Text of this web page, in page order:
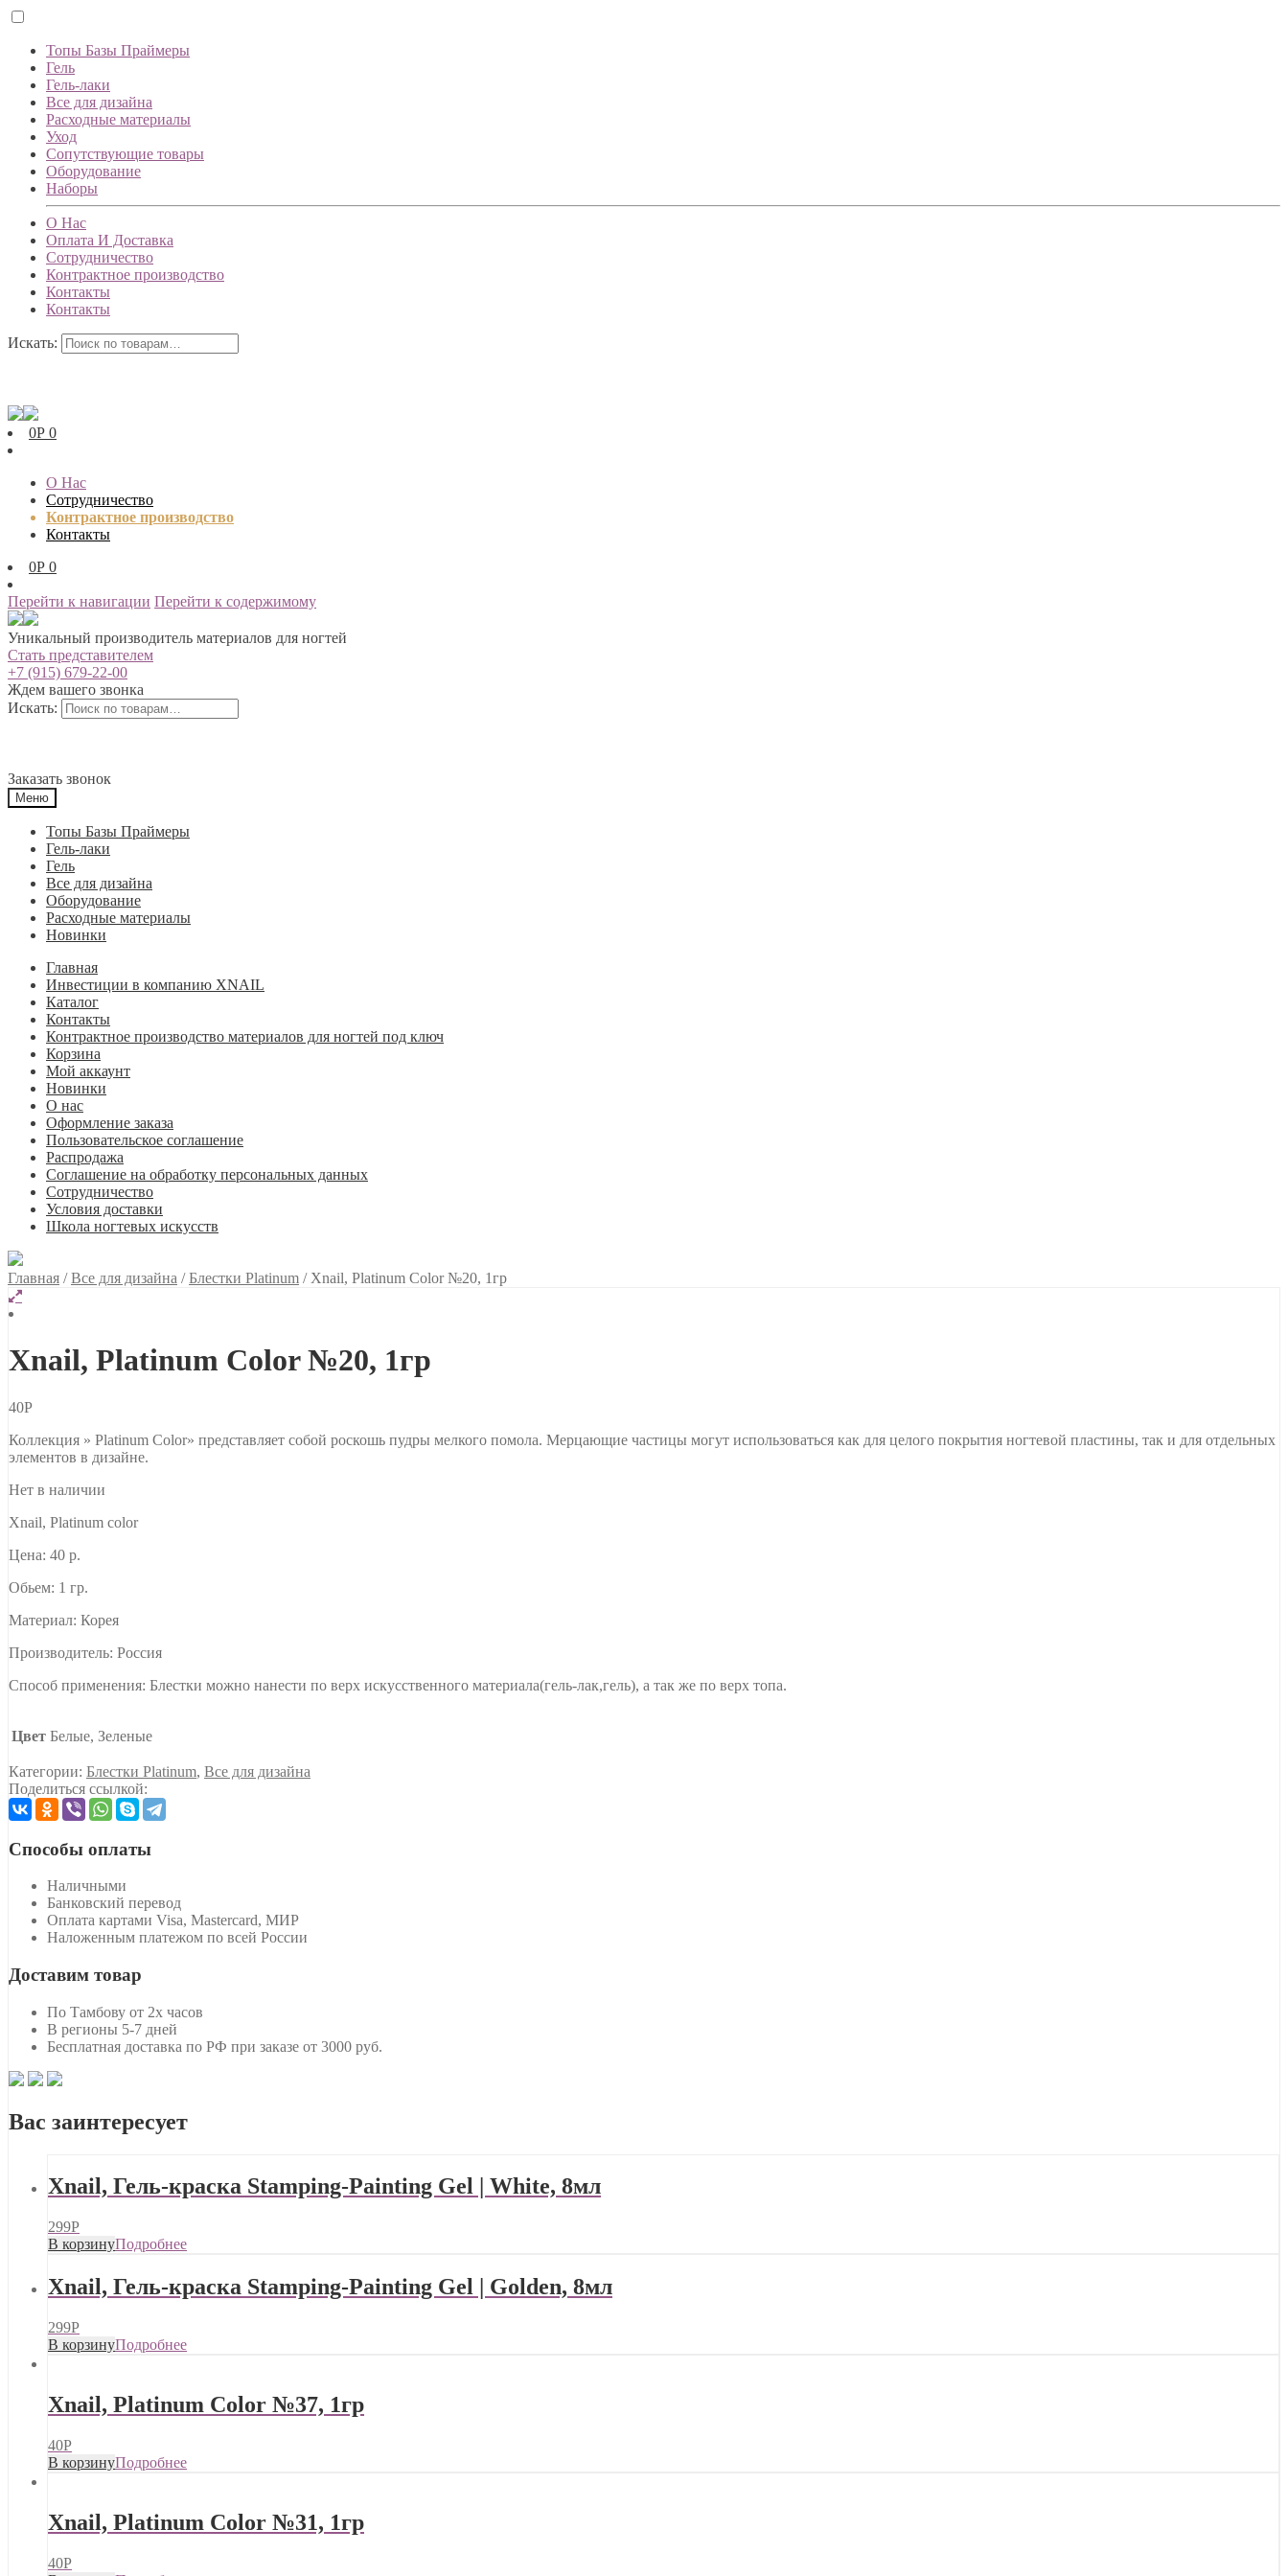
Топы Базы Праймеры
Гель
Гель-лаки
Все для дизайна
Расходные материалы
Уход
Сопутствующие товары
Оборудование
Наборы
О Нас
Оплата И Доставка
Сотрудничество
Контрактное производство
Контакты
Контакты
Искать:
0Р 0
О Нас
Сотрудничество
Контрактное производство
Контакты
0Р 0
Перейти к навигации Перейти к содержимому
Уникальный производитель материалов для ногтей
Стать представителем
+7 (915) 679-22-00
Ждем вашего звонка
Искать:
Заказать звонок
Меню
Топы Базы Праймеры
Гель-лаки
Гель
Все для дизайна
Оборудование
Расходные материалы
Новинки
Главная
Инвестиции в компанию XNAIL
Каталог
Контакты
Контрактное производство материалов для ногтей под ключ
Корзина
Мой аккаунт
Новинки
О нас
Оформление заказа
Пользовательское соглашение
Распродажа
Соглашение на обработку персональных данных
Сотрудничество
Условия доставки
Школа ногтевых искусств
Главная /Все для дизайна /Блестки Platinum / Xnail, Platinum Color №20, 1гр
Xnail, Platinum Color №20, 1гр
40Р
Коллекция » Platinum Color» представляет собой роскошь пудры мелкого помола. Мерцающие частицы могут использоваться как для целого покрытия ногтевой пластины, так и для отдельных
элементов в дизайне.
Нет в наличии
Xnail, Platinum color
Цена: 40 р.
Обьем: 1 гр.
Материал: Корея
Производитель: Россия
Способ применения: Блестки можно нанести по верх искусственного материала(гель-лак,гель), а так же по верх топа.
Цвет Белые, Зеленые
Категории: Блестки Platinum, Все для дизайна
Поделиться ссылкой:
Способы оплаты
Наличными
Банковский перевод
Оплата картами Visa, Mastercard, МИР
Наложенным платежом по всей России
Доставим товар
По Тамбову от 2х часов
В регионы 5-7 дней
Бесплатная доставка по РФ при заказе от 3000 руб.
Вас заинтересует
Xnail, Гель-краска Stamping-Painting Gel | White, 8мл
299Р
В корзинуПодробнее
Xnail, Гель-краска Stamping-Painting Gel | Golden, 8мл
299Р
В корзинуПодробнее
Xnail, Platinum Color №37, 1гр
40Р
В корзинуПодробнее
Xnail, Platinum Color №31, 1гр
40Р